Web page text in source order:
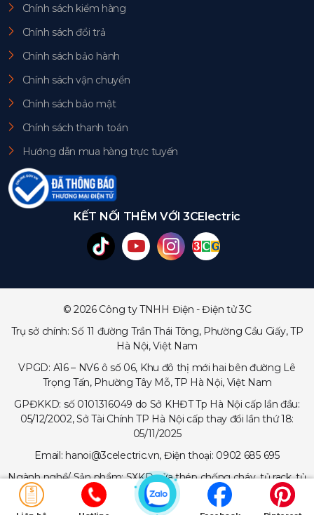
Chính sách kiểm hàng
Chính sách đổi trả
Chính sách bảo hành
Chính sách vận chuyển
Chính sách bảo mật
Chính sách thanh toán
Hướng dẫn mua hàng trực tuyến
KẾT NỐI THÊM VỚI 3CElectric
© 2026 Công ty TNHH Điện - Điện tử 3C
Trụ sở chính: Số 11 đường Trần Thái Tông, Phường Cầu Giấy, TP
Hà Nội, Việt Nam
VPGD: A16 – NV6 ô số 06, Khu đô thị mới hai bên đường Lê
Trọng Tấn, Phường Tây Mỗ, TP Hà Nội, Việt Nam
GPĐKKD: số 0101316049 do Sở KHĐT Tp Hà Nội cấp lần đầu:
05/12/2002, Sở Tài Chính TP Hà Nội cấp thay đổi lần thứ 18:
05/11/2025
Email: hanoi@3celectric.vn, Điện thoại: 0902 685 695
Ngành nghề/ Sản phẩm: SXKD cửa thép chống cháy, tủ rack, tủ
trạm viễn thông, tủ điện, thang cáp - máng cáp...